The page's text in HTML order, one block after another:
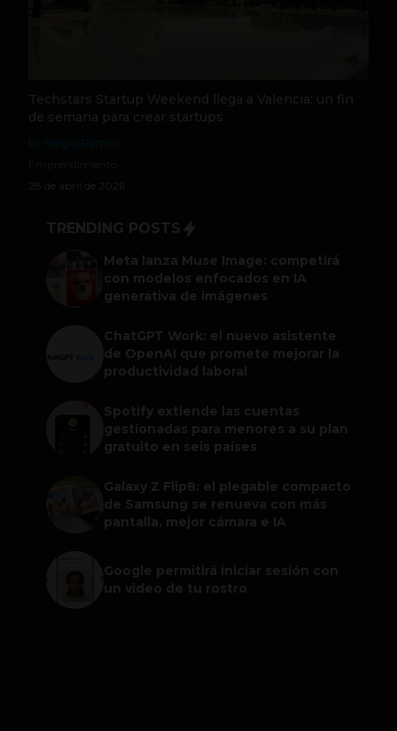
Techstars Startup Weekend llega a Valencia: un fin
de semana para crear startups
28 de abril de 2026
TRENDING POSTS
Meta lanza Muse Image: competirá
con modelos enfocados en IA
generativa de imágenes
ChatGPT Work: el nuevo asistente
de OpenAI que promete mejorar la
productividad laboral
Spotify extiende las cuentas
gestionadas para menores a su plan
gratuito en seis países
Galaxy Z Flip8: el plegable compacto
de Samsung se renueva con más
pantalla, mejor cámara e IA
Google permitirá iniciar sesión con
un video de tu rostro